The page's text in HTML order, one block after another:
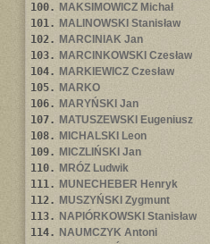
100. MAKSIMOWICZ Michał
101. MALINOWSKI Stanisław
102. MARCINIAK Jan
103. MARCINKOWSKI Czesław
104. MARKIEWICZ Czesław
105. MARKO
106. MARYŃSKI Jan
107. MATUSZEWSKI Eugeniusz
108. MICHALSKI Leon
109. MICZLIŃSKI Jan
110. MRÓZ Ludwik
111. MUNECHEBER Henryk
112. MUSZYŃSKI Zygmunt
113. NAPIÓRKOWSKI Stanisław
114. NAUMCZYK Antoni